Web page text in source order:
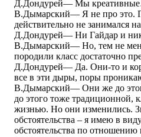
Д.Дондурей― Мы
В.Дымарский― Я не про это.
действительно не занимался
Д.Дондурей― Ни Гайдар и
В.Дымарский― Но, тем не
породили класс достаточно
Д.Дондурей― Да. Они-то и
все в эти дыры, поры
В.Дымарский― Они же до
до этого тоже традиционной,
жизнью. Но они изменились.
обстоятельства – я имею в
обстоятельства по отношению